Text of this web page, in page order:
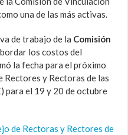
una de las más activas.
de trabajo de la Comisión
los costos del
la fecha para el próximo
Rectores y Rectoras de las
para el 19 y 20 de octubre
de Rectoras y Rectores de